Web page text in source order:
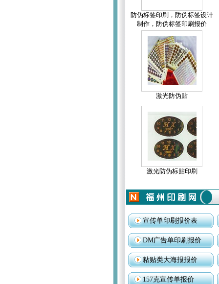
防伪标签印刷，防伪标签设计
制作，防伪标签印刷报价
激光防伪贴
激光防伪标贴印刷
宣传单印刷报价表
DM广告单印刷报价
粘贴类大海报报价
157克宣传单报价